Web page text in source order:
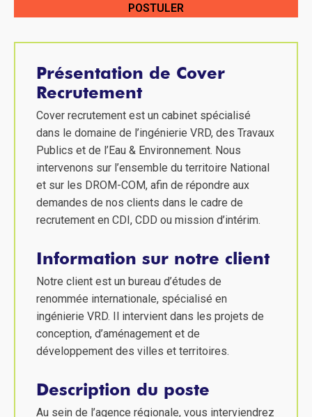
Présentation de Cover
Recrutement
Cover recrutement est un cabinet spécialisé
dans le domaine de l’ingénierie VRD, des Travaux
Publics et de l’Eau & Environnement. Nous
intervenons sur l’ensemble du territoire National
et sur les DROM-COM, afin de répondre aux
demandes de nos clients dans le cadre de
recrutement en CDI, CDD ou mission d’intérim.
Information sur notre client
Notre client est un bureau d’études de
renommée internationale, spécialisé en
ingénierie VRD. Il intervient dans les projets de
conception, d’aménagement et de
développement des villes et territoires.
Description du poste
Au sein de l’agence régionale, vous interviendrez
POSTULER